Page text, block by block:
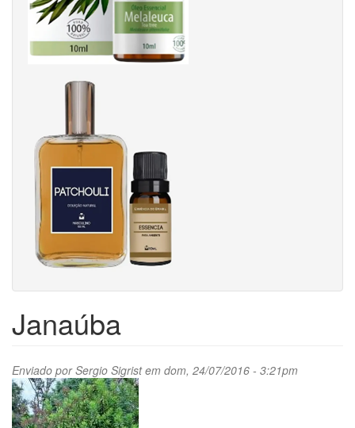
Janaúba
Enviado porSergio Sigristem dom, 24/07/2016 - 3:21pm